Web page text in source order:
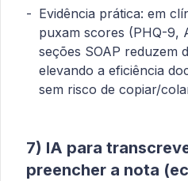
Evidência prática: em
puxam scores (PHQ-9,
seções SOAP reduzem
elevando a eficiência
sem risco de copiar/
7) IA para
preencher a nota